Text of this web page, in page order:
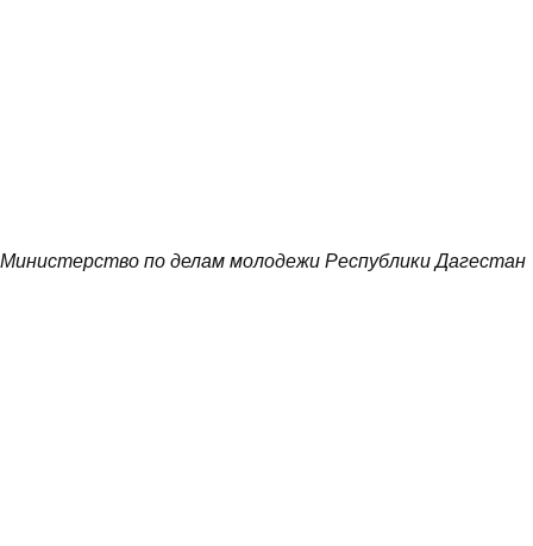
Министерство по делам молодежи Республики Дагестан